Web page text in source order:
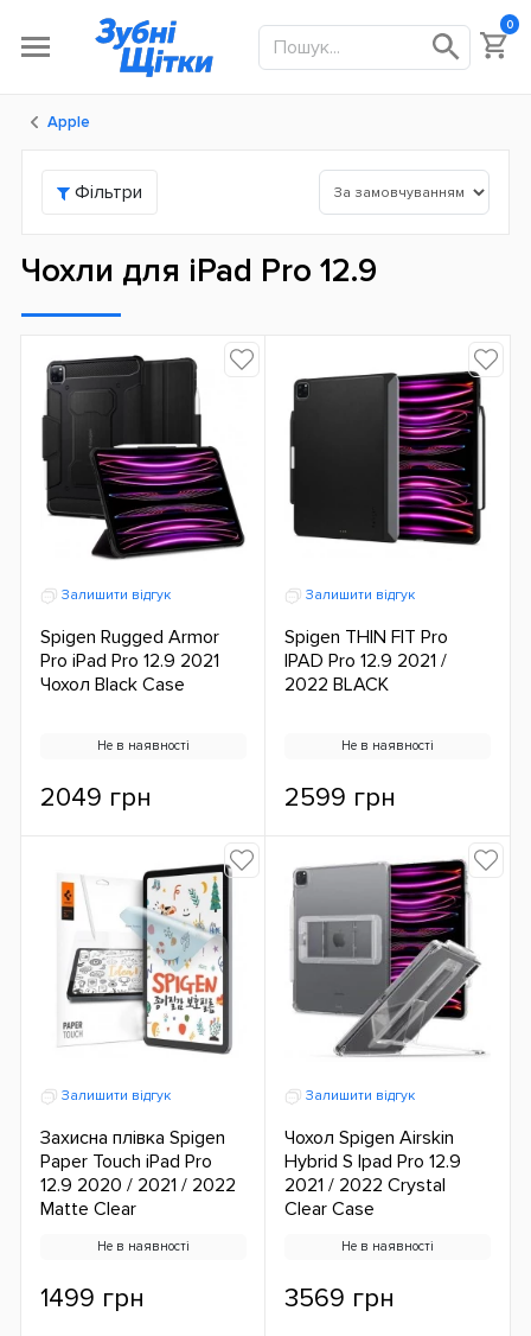
0
Apple
Фільтри
Чохли для iPad Pro 12.9
Залишити відгук
Spigen Rugged Armor
Pro iPad Pro 12.9 2021
Чохол Black Case
Не в наявності
2049 грн
Залишити відгук
Spigen THIN FIT Pro
IPAD Pro 12.9 2021 /
2022 BLACK
Не в наявності
2599 грн
Залишити відгук
Захисна плівка Spigen
Paper Touch iPad Pro
12.9 2020 / 2021 / 2022
Matte Clear
Не в наявності
1499 грн
Залишити відгук
Чохол Spigen Airskin
Hybrid S Ipad Pro 12.9
2021 / 2022 Crystal
Clear Case
Не в наявності
3569 грн